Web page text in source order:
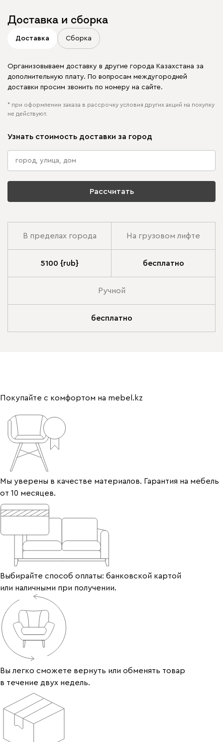
Доставка и сборка
Доставка Сборка
Организовываем доставку в другие города Казахстана за
дополнительную плату. По вопросам междугородней
доставки просим звонить по номеру на сайте.
* при оформлении заказа в рассрочку условия других акций на покупку
не действуют.
Узнать стоимость доставки за город
Рассчитать
В пределах города На грузовом лифте
5100 {rub} бесплатно
Ручной
бесплатно
Покупайте с комфортом на mebel.kz
Мы уверены в качестве материалов. Гарантия на мебель
от 10 месяцев.
Выбирайте способ оплаты: банковской картой
или наличными при получении.
Вы легко сможете вернуть или обменять товар
в течение двух недель.